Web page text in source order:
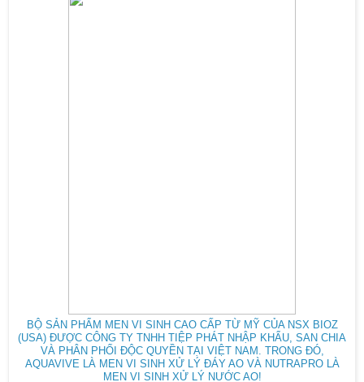
BỘ SẢN PHẨM MEN VI SINH CAO CẤP TỪ MỸ CỦA NSX BIOZ
(USA) ĐƯỢC CÔNG TY TNHH TIỆP PHÁT NHẬP KHẨU, SAN CHIA
VÀ PHÂN PHỐI ĐỘC QUYỀN TẠI VIỆT NAM. TRONG ĐÓ,
AQUAVIVE LÀ MEN VI SINH XỬ LÝ ĐÁY AO VÀ NUTRAPRO LÀ
MEN VI SINH XỬ LÝ NƯỚC AO!